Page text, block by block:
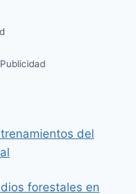
Publicidad
del
forestales en